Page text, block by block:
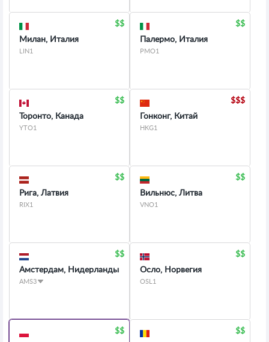
Милан, Италия
LIN1
Палермо, Италия
PMO1
Торонто, Канада
YTO1
Гонконг, Китай
HKG1
Рига, Латвия
RIX1
Вильнюс, Литва
VNO1
Амстердам, Нидерланды
AMS3
Осло, Норвегия
OSL1